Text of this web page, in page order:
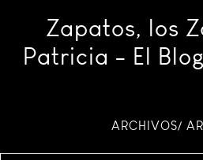
Zapatos, los
Patricia - El
ARCHIVOS/